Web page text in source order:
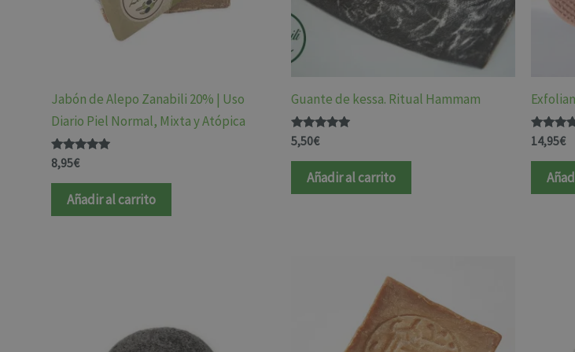
Jabón de Alepo Zanabili 20% | Uso
Diario Piel Normal, Mixta y Atópica
Valorado
con
4.98
de 5
8,95€
Añadir al carrito
Guante de kessa. Ritual Hammam
Valorado
con
4.91
de 5
5,50€
Añadir al carrito
Valorado
con
5.00
de 5
14,95€